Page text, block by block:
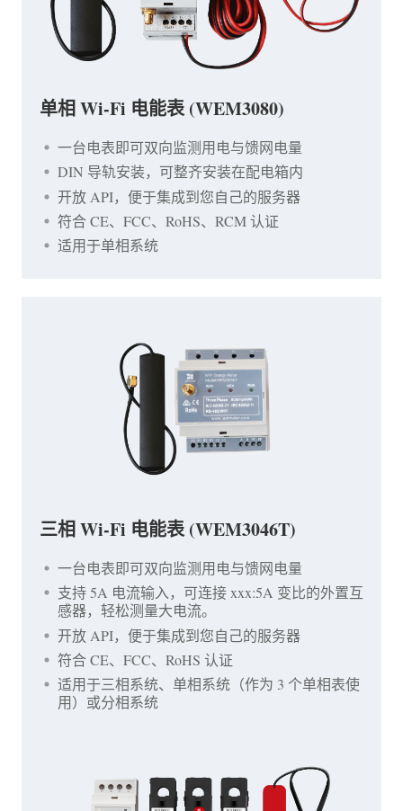
单相 Wi-Fi 电能表 (WEM3080)
一台电表即可双向监测用电与馈网电量
DIN 导轨安装，可整齐安装在配电箱内
开放 API，便于集成到您自己的服务器
符合 CE、FCC、RoHS、RCM 认证
适用于单相系统
三相 Wi-Fi 电能表 (WEM3046T)
一台电表即可双向监测用电与馈网电量
支持 5A 电流输入，可连接 xxx:5A 变比的外置互
感器，轻松测量大电流。
开放 API，便于集成到您自己的服务器
符合 CE、FCC、RoHS 认证
适用于三相系统、单相系统（作为 3 个单相表使
用）或分相系统